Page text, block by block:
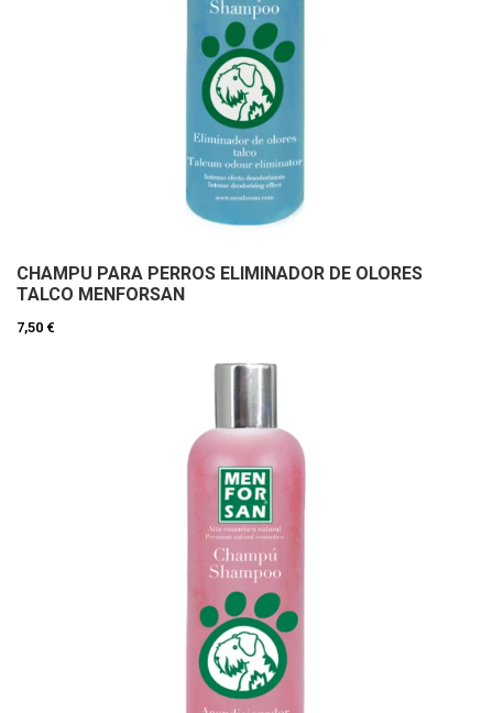
CHAMPU PARA PERROS ELIMINADOR DE OLORES
TALCO MENFORSAN
7,50 €